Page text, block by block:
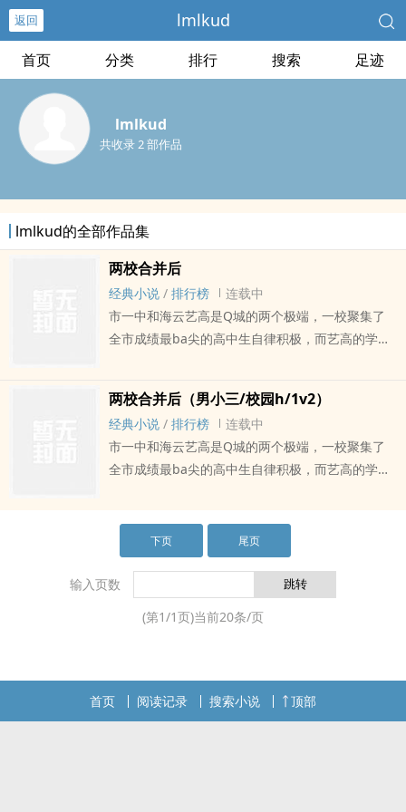
返回 lmlkud
首页 分类 排行 搜索 足迹
lmlkud
共收录 2 部作品
lmlkud的全部作品集
两校合并后
经典小说 / 排行榜
连载中
市一中和海云艺高是Q城的两个极端，一校聚集了
全市成绩最ba尖的高中生自律积极，而艺高的学生
学生会主席是她以为搬家后一辈子遇不到的前男
友。看起来纯正单纯实际玩nong感情大小姐VSdao
德标兵天之骄子学生会主席（小三哥）&yang光ti壮
小画家shi用指南：1、男小三，女主有男友，女非
素，但是不是4i2、可能会有三人行，但是没有想
好，反正两个男的都为女主抓狂3、男绝对都是c，
主纯渣，gan的一些事没有任何理由，本文只为女
主shuang而服务，谢谢。5、有h的部分，36/1k字
修文改善文字，剧情不变。8、作者shenti不太好，
可能更新会很慢，不好意思
两校合并后（男小三/校园h/1v2）
经典小说 / 排行榜
连载中
市一中和海云艺高是Q城的两个极端，一校聚集了
全市成绩最ba尖的高中生自律积极，而艺高的学生
学生会主席是她以为搬家后一辈子遇不到的前男
友。看起来纯正单纯实际玩nong感情大小姐VSdao
德标兵天之骄子学生会主席（小三哥）&yang光ti壮
男chu，天之骄子为ai沦陷，训狗文学，有sm元
的一些事没有任何理由，本文只为女主shuang而服
务，谢谢。4、每周保证3更以上，如果太忙没有
下页 尾页
输入页数
(第1/1页)当前20条/页
首页 阅读记录 搜索小说 顶部